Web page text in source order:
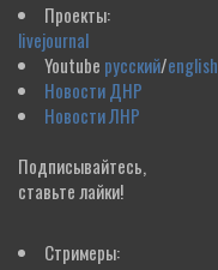
Проекты:
livejournal
Youtube русский/english
Новости ДНР
Новости ЛНР
Подписывайтесь,
ставьте лайки!
Стримеры: